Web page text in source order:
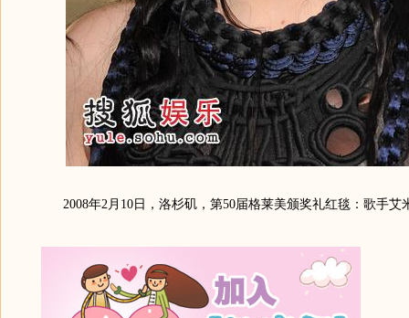
2008年2月10日，洛杉矶，第50届格莱美颁奖礼红毯：歌手艾